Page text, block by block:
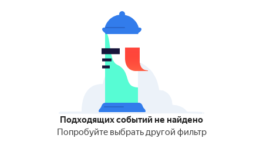
Подходящих событий не найдено
Попробуйте выбрать другой фильтр